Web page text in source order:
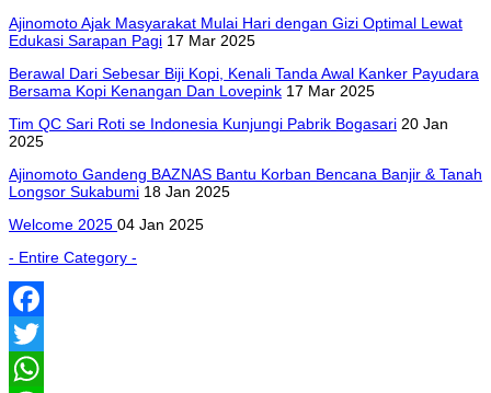
Ajinomoto Ajak Masyarakat Mulai Hari dengan Gizi Optimal Lewat
Edukasi Sarapan Pagi 17 Mar 2025
Berawal Dari Sebesar Biji Kopi, Kenali Tanda Awal Kanker Payudara
Bersama Kopi Kenangan Dan Lovepink 17 Mar 2025
Tim QC Sari Roti se Indonesia Kunjungi Pabrik Bogasari 20 Jan
2025
Ajinomoto Gandeng BAZNAS Bantu Korban Bencana Banjir & Tanah
Longsor Sukabumi 18 Jan 2025
Welcome 2025 04 Jan 2025
- Entire Category -
Facebook
Twitter